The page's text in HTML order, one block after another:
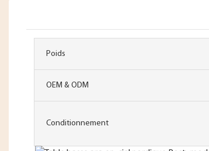
Poids
OEM & ODM
Conditionnement